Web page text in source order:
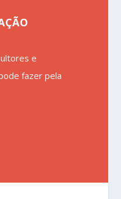
e
fazer pela